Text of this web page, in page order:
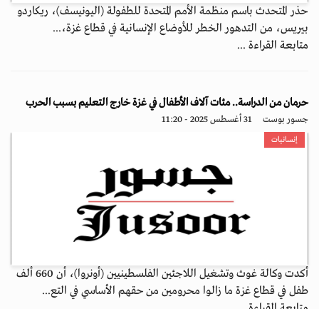
حذر المتحدث باسم منظمة الأمم المتحدة للطفولة (اليونيسف)، ريكاردو
بيريس، من التدهور الخطر للأوضاع الإنسانية في قطاع غزة،...
متابعة القراءة ...
حرمان من الدراسة.. مئات آلاف الأطفال في غزة خارج التعليم بسبب الحرب
جسور بوست 31 أغسطس 2025 - 11:20
إنسانيات
أكدت وكالة غوث وتشغيل اللاجئين الفلسطينيين (أونروا)، أن 660 ألف
طفل في قطاع غزة ما زالوا محرومين من حقهم الأساسي في التع...